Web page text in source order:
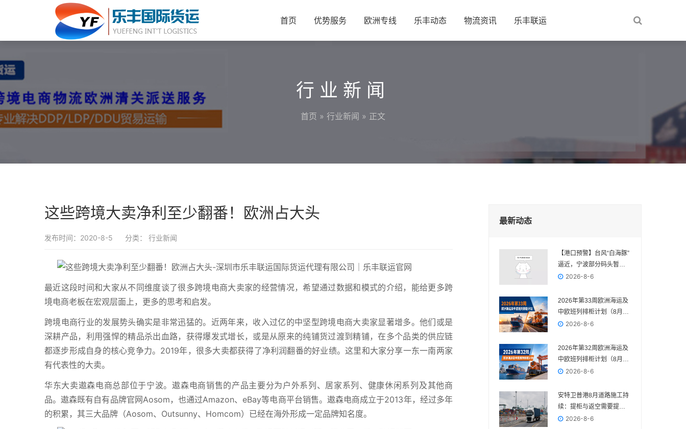
首页 优势服务 欧洲专线 乐丰动态 物流资讯 乐丰联运
行业新闻
首页 » 行业新闻 » 正文
这些跨境大卖净利至少翻番！欧洲占大头
发布时间：2020-8-5 分类： 行业新闻
最近这段时间和大家从不同维度谈了很多跨境电商大卖家的经营情况，希望通过数据和模式的介绍，能给更多跨
境电商老板在宏观层面上，更多的思考和启发。
跨境电商行业的发展势头确实是非常迅猛的。近两年来，收入过亿的中坚型跨境电商大卖家显著增多。他们或是
深耕产品，利用强悍的精品杀出血路，获得爆发式增长，或是从原来的纯铺货过渡到精铺，在多个品类的供应链
都逐步形成自身的核心竞争力。2019年，很多大卖都获得了净利润翻番的好业绩。这里和大家分享一东一南两家
有代表性的大卖。
华东大卖遨森电商总部位于宁波。遨森电商销售的产品主要分为户外系列、居家系列、健康休闲系列及其他商
品。遨森既有自有品牌官网Aosom，也通过Amazon、eBay等电商平台销售。遨森电商成立于2013年，经过多年
的积累，其三大品牌（Aosom、Outsunny、Homcom）已经在海外形成一定品牌知名度。
最新动态
【港口预警】台风“白海豚”
逼近，宁波部分码头暂停
作业，近期出货请提前规
2026-8-6
2026年第33周欧洲海运及
中欧班列排柜计划（8月10
日—8月16日）
2026-8-6
2026年第32周欧洲海运及
中欧班列排柜计划（8月3
日—8月9日）
2026-8-6
安特卫普港8月道路施工持
续：提柜与返空需要提前
核对路线
2026-8-6